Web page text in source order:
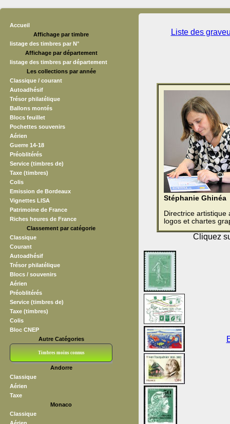
Accueil
Affichage par timbre
listage des timbres par N°
Affichage par département
listage des timbres par département
Les collections par année
Classique / courant
Autoadhésif
Trésor philatélique
Ballons montés
Blocs feuillet
Pochettes souvenirs
Aérien
Guerre 14-18
Préoblitérés
Service (timbres de)
Taxe (timbres)
Colis
Emission de Bordeaux
Vignettes LISA
Patrimoine de France
Riches heures de France
Classement par catégorie
Classique
Courant
Autoadhésif
Trésor philatélique
Blocs / souvenirs
Aérien
Préoblitérés
Service (timbres de)
Taxe (timbres)
Colis
Bloc CNEP
Autre Catégories
Timbres moins connus
Andorre
Classique
Aérien
Taxe
Monaco
Classique
Liste des
Stéphanie Ghinéa
Directrice artistique
logos et chartes
Cliquez